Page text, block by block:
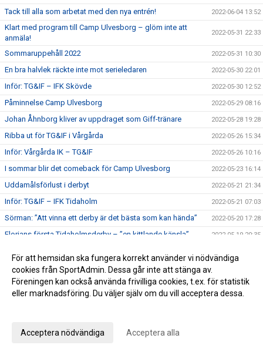
Tack till alla som arbetat med den nya entrén! 2022-06-04 13:52
Klart med program till Camp Ulvesborg – glöm inte att
anmäla!
2022-05-31 22:33
Sommaruppehåll 2022 2022-05-31 10:30
En bra halvlek räckte inte mot serieledaren 2022-05-30 22:01
Inför: TG&IF – IFK Skövde 2022-05-30 12:52
Påminnelse Camp Ulvesborg 2022-05-29 08:16
Johan Åhnborg kliver av uppdraget som Giff-tränare 2022-05-28 19:28
Ribba ut för TG&IF i Vårgårda 2022-05-26 15:34
Inför: Vårgårda IK – TG&IF 2022-05-26 10:16
I sommar blir det comeback för Camp Ulvesborg 2022-05-23 16:14
Uddamålsförlust i derbyt 2022-05-21 21:34
Inför: TG&IF – IFK Tidaholm 2022-05-21 07:03
Sörman: ”Att vinna ett derby är det bästa som kan hända” 2022-05-20 17:28
Florians första Tidaholmsderby – ”en kittlande känsla” 2022-05-19 20:35
Inför: Skultorps IF – TG&IF (DM)
Andra raka för TG&IF – bortavann i Allingsås 2022-05-14 17:50
Lördagens match skjuts upp!
Dubbla Giff-segrar i inledningen av U-lagsserien
För att hemsidan ska fungera korrekt använder vi nödvändiga
cookies från SportAdmin. Dessa går inte att stänga av.
Föreningen kan också använda frivilliga cookies, t.ex. för statistik
eller marknadsföring. Du väljer själv om du vill acceptera dessa.
Acceptera nödvändiga Acceptera alla